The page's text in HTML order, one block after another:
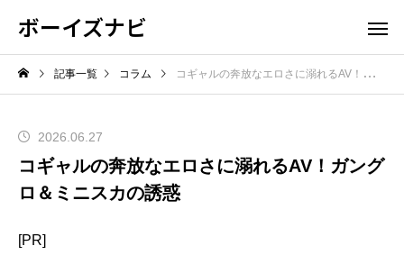
ボーイズナビ
記事一覧 コラム コギャルの奔放なエロさに溺れるAV！ガングロ＆ミニスカの誘惑
2026.06.27
コギャルの奔放なエロさに溺れるAV！ガング
ロ＆ミニスカの誘惑
[PR]